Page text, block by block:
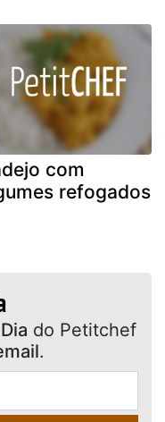
com
refogados
do Petitchef
.